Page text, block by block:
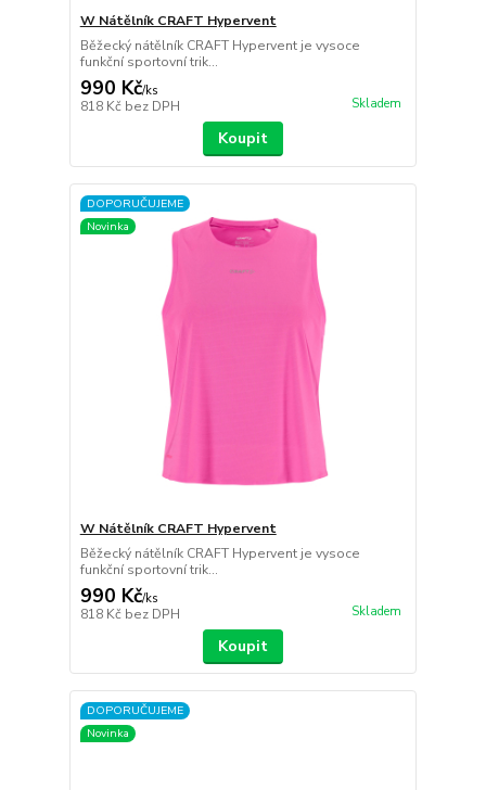
W Nátělník CRAFT Hypervent
Běžecký nátělník CRAFT Hypervent je vysoce
funkční sportovní trik...
990 Kč/ks
818 Kč bez DPH Skladem
Koupit
DOPORUČUJEME
Novinka
W Nátělník CRAFT Hypervent
Běžecký nátělník CRAFT Hypervent je vysoce
funkční sportovní trik...
990 Kč/ks
818 Kč bez DPH Skladem
Koupit
DOPORUČUJEME
Novinka